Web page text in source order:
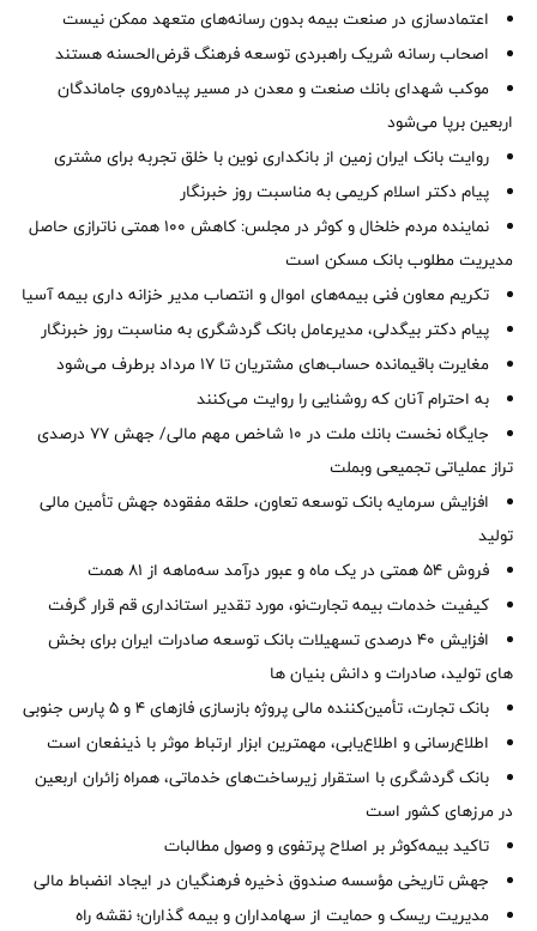
اعتمادسازی در صنعت بیمه بدون رسانه‌های متعهد ممکن نیست
اصحاب رسانه شریک راهبردی توسعه فرهنگ قرض‌الحسنه هستند
موكب شهدای بانك صنعت و معدن در مسیر پیاده‌روی جاماندگان
اربعین برپا می‌شود
روایت بانک ایران زمین از بانکداری نوین با خلق تجربه برای مشتری
پیام دکتر اسلام کریمی به مناسبت روز خبرنگار
نماینده مردم خلخال و کوثر در مجلس: کاهش ۱۰۰ همتی ناترازی حاصل
مدیریت مطلوب بانک مسکن است
تکریم معاون فنی بیمه‌های اموال و انتصاب مدیر خزانه داری بیمه آسیا
پیام دکتر بیگدلی، مدیرعامل بانک گردشگری به مناسبت روز خبرنگار
مغایرت‌ باقیمانده حساب‌های مشتریان تا ۱۷ مرداد برطرف می‌شود
به احترام آنان که روشنایی را روایت می‌کنند
جایگاه نخست بانك ملت در 10 شاخص مهم مالی/ جهش 77 درصدی
تراز عملیاتی تجمیعی وبملت
افزایش سرمایه بانک توسعه تعاون، حلقه مفقوده جهش تأمین مالی
تولید
فروش 54 همتی در یک ماه و عبور درآمد سه‌ماهه از 81 همت
کیفیت خدمات بیمه تجارت‌نو، مورد تقدیر استانداری قم قرار گرفت
افزایش 40 درصدی تسهیلات بانک توسعه صادرات ایران برای بخش
های تولید، صادرات و دانش بنیان ها
بانک تجارت، تأمین‌کننده مالی پروژه بازسازی فازهای ۴ و ۵ پارس جنوبی
اطلاع‌رسانی و اطلاع‌یابی، مهمترین ابزار ارتباط موثر با ذینفعان است
بانک گردشگری با استقرار زیرساخت‌های خدماتی، همراه زائران اربعین
در مرزهای کشور است
تاکید بیمه‌کوثر بر اصلاح پرتفوی و وصول مطالبات ‌
جهش تاریخی مؤسسه صندوق ذخیره فرهنگیان در ایجاد انضباط مالی
مدیریت ریسک و حمایت از سهامداران و بیمه گذاران؛ نقشه راه